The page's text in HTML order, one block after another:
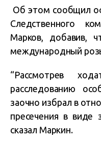
Об этом сообщил
Следственного
Марков, добавив,
международный
“Рассмотрев
расследованию
заочно избрал в
пресечения в виде
сказал Маркин.